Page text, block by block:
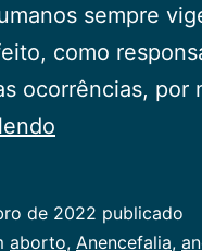
sempre
como
ocorrências, por
de 2022 publicado
aborto, Anencefalia,